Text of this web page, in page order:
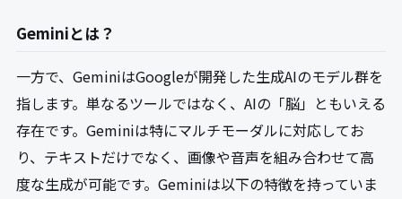
Geminiとは？
一方で、GeminiはGoogleが開発した生成AIのモデル群を
指します。単なるツールではなく、AIの「脳」ともいえる
存在です。Geminiは特にマルチモーダルに対応してお
り、テキストだけでなく、画像や音声を組み合わせて高
度な生成が可能です。Geminiは以下の特徴を持っていま